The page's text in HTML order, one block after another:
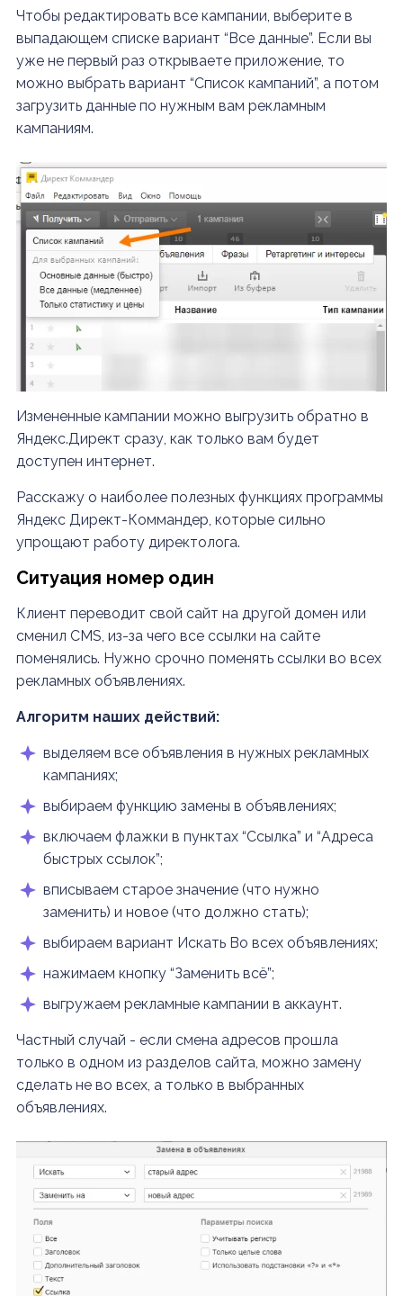
Чтобы редактировать все кампании, выберите в
выпадающем списке вариант “Все данные”. Если вы
уже не первый раз открываете приложение, то
можно выбрать вариант “Список кампаний”, а потом
загрузить данные по нужным вам рекламным
кампаниям.
Измененные кампании можно выгрузить обратно в
Яндекс.Директ сразу, как только вам будет
доступен интернет.
Расскажу о наиболее полезных функциях программы
Яндекс Директ-Коммандер, которые сильно
упрощают работу директолога.
Ситуация номер один
Клиент переводит свой сайт на другой домен или
сменил CMS, из-за чего все ссылки на сайте
поменялись. Нужно срочно поменять ссылки во всех
рекламных объявлениях.
Алгоритм наших действий:
выделяем все объявления в нужных рекламных
кампаниях;
выбираем функцию замены в объявлениях;
включаем флажки в пунктах “Ссылка” и “Адреса
быстрых ссылок”;
вписываем старое значение (что нужно
заменить) и новое (что должно стать);
выбираем вариант Искать Во всех объявлениях;
нажимаем кнопку “Заменить всё”;
выгружаем рекламные кампании в аккаунт.
Частный случай - если смена адресов прошла
только в одном из разделов сайта, можно замену
сделать не во всех, а только в выбранных
объявлениях.